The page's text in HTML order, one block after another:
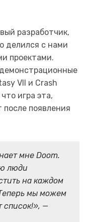
разработчик,
делился с нами
проектами.
VII и Crash
игра эта,
появления
мне Doom.
люди
на каждом
мы можем
список!», —